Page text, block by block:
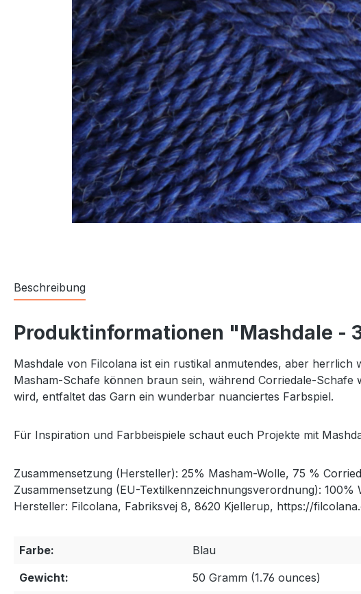
Beschreibung
Produktinformationen "Mashdale -
Mashdale von Filcolana ist ein rustikal anmutendes, aber
Masham-Schafe können braun sein, während Corriedale-Schafe
wird, entfaltet das Garn ein wunderbar nuanciertes Farbspiel.
Für Inspiration und Farbbeispiele schaut euch Projekte mit
Zusammensetzung (Hersteller): 25% Masham-Wolle, 75 %
Zusammensetzung (EU-Textilkennzeichnungsverordnung): 100%
Hersteller: Filcolana, Fabriksvej 8, 8620 Kjellerup, https://
Farbe:
Blau
Gewicht:
50 Gramm (1.76 ounces)